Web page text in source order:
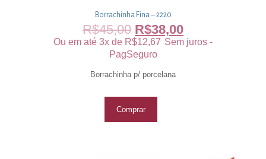
Borrachinha Fina – 2220
R$45,00 R$38,00
Ou em até 3x de R$12,67 Sem juros -
PagSeguro
Borrachinha p/ porcelana
Comprar